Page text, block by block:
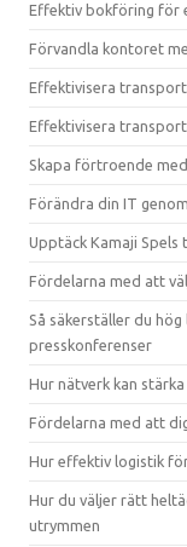
Effektiv bokföring för
Förvandla kontoret
Effektivisera
Effektivisera
Skapa förtroende
Förändra din IT
Upptäck Kamaji
Fördelarna med att
Så säkerställer du
presskonferenser
Hur nätverk kan
Fördelarna med att
Hur effektiv logistik
Hur du väljer rätt
utrymmen